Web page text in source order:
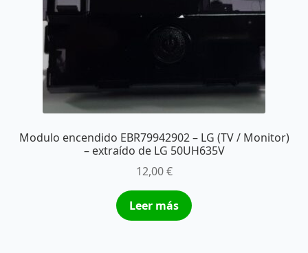
Modulo encendido EBR79942902 – LG (TV / Monitor)
– extraído de LG 50UH635V
12,00€
Leer más